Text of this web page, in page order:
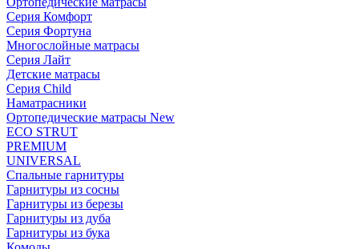
Серия Комфорт
Серия Фортуна
Многослойные матрасы
Серия Лайт
Детские матрасы
Серия Child
Наматрасники
Ортопедические матрасы New
ECO STRUT
PREMIUM
UNIVERSAL
Спальные гарнитуры
Гарнитуры из сосны
Гарнитуры из березы
Гарнитуры из дуба
Гарнитуры из бука